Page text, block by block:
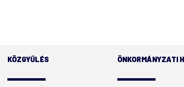
KÖZGYŰLÉS ÖNKORMÁNYZATI